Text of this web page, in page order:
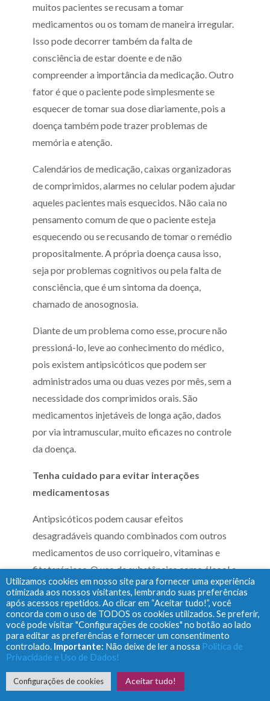
muitos pacientes se recusam a tomar
medicamentos ou os tomam de maneira irregular.
Isso pode decorrer também da falta de
consciência de estar doente e de não
compreender a importância da medicação. Outro
fator é que o paciente pode simplesmente se
esquecer de tomar sua dose diariamente, pois a
doença também pode trazer problemas de
memória e atenção.
Calendários de medicação, caixas organizadoras
de comprimidos, alarmes no celular podem ajudar
aqueles pacientes mais esquecidos. Não caia no
pensamento comum de que o paciente esteja
esquecendo ou se recusando de tomar o remédio
propositalmente. A própria doença causa isso,
seja por problemas cognitivos ou pela falta de
consciência, que é um sintoma da doença,
chamado de anosognosia.
Diante de um problema como esse, procure não
pressioná-lo, leve ao conhecimento do médico,
pois existem antipsicóticos que podem ser
administrados uma ou duas vezes por mês, sem a
necessidade dos comprimidos orais. São
medicamentos injetáveis de longa ação, dados
por via intramuscular, muito eficazes no controle
da doença.
Tenha cuidado para evitar interações
medicamentosas
Antipsicóticos podem causar efeitos
desagradáveis quando combinados com outros
medicamentos de uso corriqueiro, vitaminas e
fitoterápicos. O uso de substâncias como álcool e
drogas ilícitas também é prejudicial. Portanto,
comunique sempre ao médico sobre o uso de
medicamentos e outras substâncias.
Monitore o progresso de seu familiar
Você pode ajudar o médico a acompanhar o
progresso no tratamento relatando a ele sintomas
Utilizamos cookies em nosso site para fornecer uma experiência
otimizada aos nossos visitantes, lembrando suas preferências
após acessos repetidos. Ao clicar em “Aceitar tudo!”, você
concorda com o uso de TODOS os cookies utilizados. Se preferir,
você pode visitar "Configurações de cookies" no botão ao lado
para editar as preferências e fornecer um consentimento
controlado. Importante: Não deixe de ler a nossa Política de
Privacidade e Uso de Dados!
Configurações de cookies Aceitar tudo!